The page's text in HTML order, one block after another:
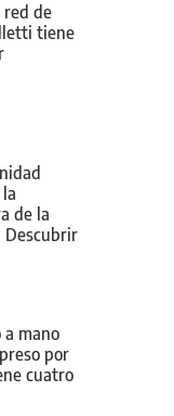
red de
tiene
de la
Descubrir
a mano
por
cuatro